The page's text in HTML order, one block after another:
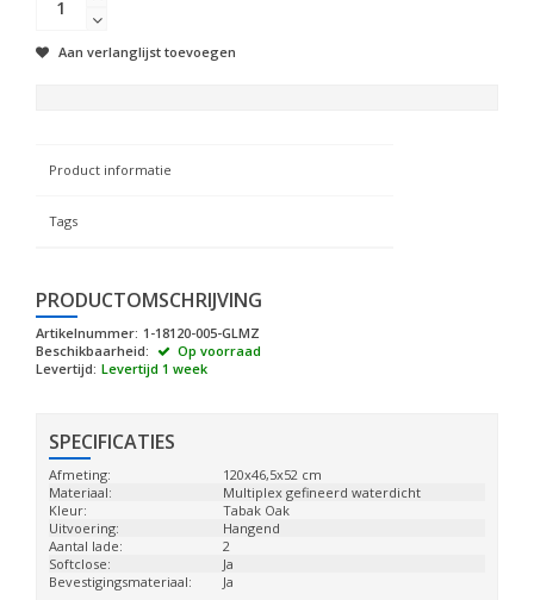
Aan verlanglijst toevoegen
Product informatie
Tags
PRODUCTOMSCHRIJVING
Artikelnummer: 1-18120-005-GLMZ
Beschikbaarheid:
Op voorraad
Levertijd: Levertijd 1 week
SPECIFICATIES
Afmeting:
120x46,5x52 cm
Materiaal:
Multiplex gefineerd waterdicht
Kleur:
Tabak Oak
Uitvoering:
Hangend
Aantal lade:
2
Softclose:
Ja
Bevestigingsmateriaal:
Ja